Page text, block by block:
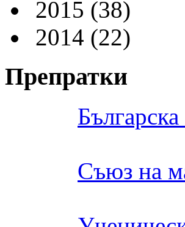
2015 (38)
2014 (22)
Препратки
Съюз на